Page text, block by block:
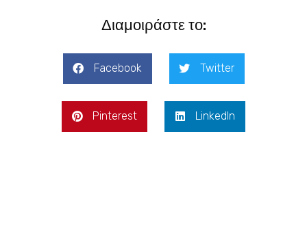
Διαμοιράστε το:
Facebook Twitter
Pinterest LinkedIn